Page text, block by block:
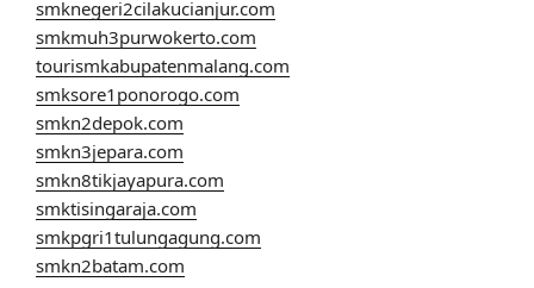
smknegeri2cilakucianjur.com
smkmuh3purwokerto.com
tourismkabupatenmalang.com
smksore1ponorogo.com
smkn2depok.com
smkn3jepara.com
smkn8tikjayapura.com
smktisingaraja.com
smkpgri1tulungagung.com
smkn2batam.com